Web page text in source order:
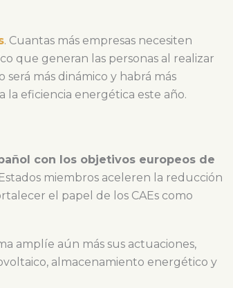
. Cuantas más empresas necesiten
que generan las personas al realizar
más dinámico y habrá más
la eficiencia energética este año.
con los objetivos europeos de
miembros aceleren la reducción
el papel de los CAEs como
amplíe aún más sus actuaciones,
almacenamiento energético y